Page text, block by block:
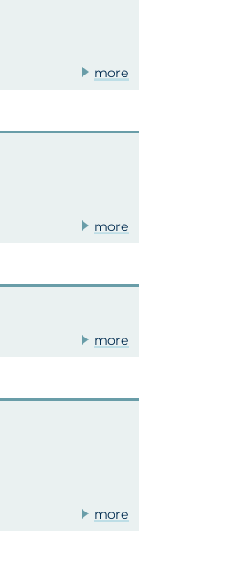
more
more
more
more